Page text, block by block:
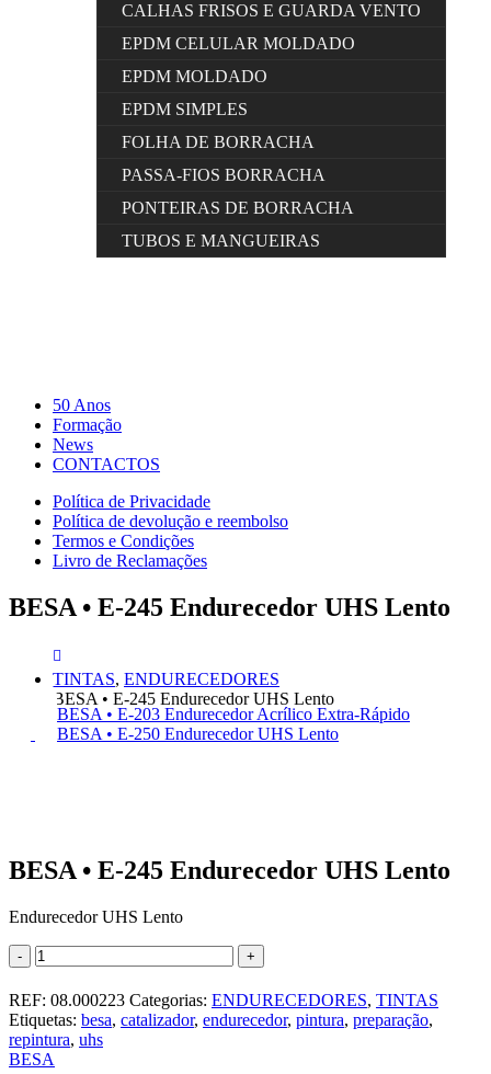
CALHAS FRISOS E GUARDA VENTO
EPDM CELULAR MOLDADO
EPDM MOLDADO
EPDM SIMPLES
FOLHA DE BORRACHA
PASSA-FIOS BORRACHA
PONTEIRAS DE BORRACHA
TUBOS E MANGUEIRAS
50 Anos
Formação
News
CONTACTOS
Política de Privacidade
Política de devolução e reembolso
Termos e Condições
Livro de Reclamações
BESA • E-245 Endurecedor UHS Lento
TINTAS, ENDURECEDORES
BESA • E-245 Endurecedor UHS Lento
BESA • E-203 Endurecedor Acrílico Extra-Rápido
BESA • E-250 Endurecedor UHS Lento
BESA • E-245 Endurecedor UHS Lento
Endurecedor UHS Lento
- +
REF: 08.000223 Categorias: ENDURECEDORES, TINTAS
Etiquetas: besa, catalizador, endurecedor, pintura, preparação,
repintura, uhs
BESA